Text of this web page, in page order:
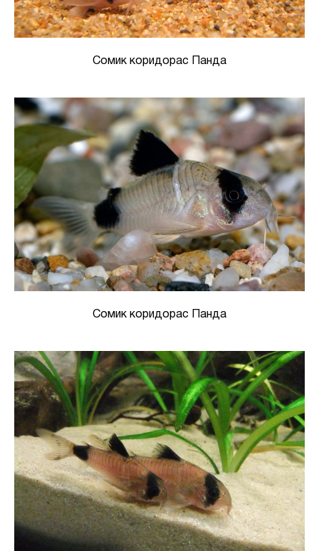
Сомик коридорас Панда
Сомик коридорас Панда